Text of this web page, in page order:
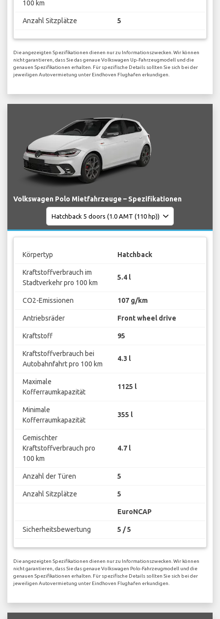
100 km
Anzahl Sitzplätze 5
Die angezeigten Spezifikationen dienen nur zu Informationszwecken. Wir können
nicht garantieren, dass Sie das genaue Volkswagen Up-Fahrzeugmodell und die
genauen Spezifikationen erhalten. Für spezifische Details sollten Sie sich bei der
jeweiligen Autovermietung unter Eindhoven Flughafen erkundigen.
Volkswagen Polo Mietfahrzeuge – Spezifikationen
Körpertyp Hatchback
Kraftstoffverbrauch im
Stadtverkehr pro 100 km
5.4 l
CO2-Emissionen 107 g/km
Antriebsräder Front wheel drive
Kraftstoff 95
Kraftstoffverbrauch bei
Autobahnfahrt pro 100 km
4.3 l
Maximale
Kofferraumkapazität
1125 l
Minimale
Kofferraumkapazität
355 l
Gemischter
Kraftstoffverbrauch pro
100 km
4.7 l
Anzahl der Türen 5
Anzahl Sitzplätze 5
EuroNCAP
Sicherheitsbewertung 5 / 5
Die angezeigten Spezifikationen dienen nur zu Informationszwecken. Wir können
nicht garantieren, dass Sie das genaue Volkswagen Polo-Fahrzeugmodell und die
genauen Spezifikationen erhalten. Für spezifische Details sollten Sie sich bei der
jeweiligen Autovermietung unter Eindhoven Flughafen erkundigen.